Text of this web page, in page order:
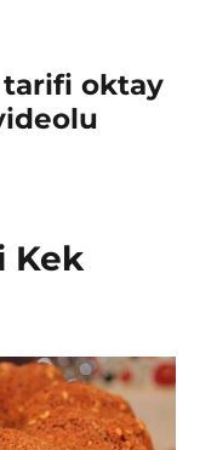
tarifi oktay
Kek